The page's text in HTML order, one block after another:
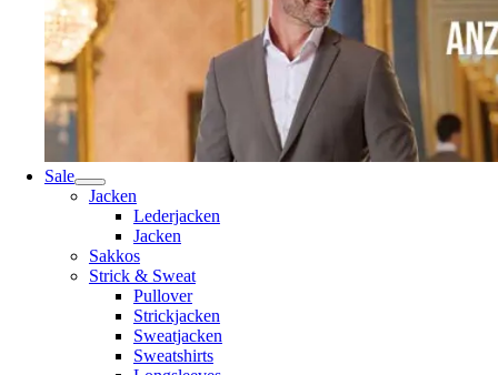
Sale
Jacken
Lederjacken
Jacken
Sakkos
Strick & Sweat
Pullover
Strickjacken
Sweatjacken
Sweatshirts